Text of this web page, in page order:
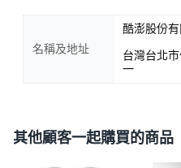
名稱及地址
酷澎股份
台灣台北
一
其他顧客一起購買的商品